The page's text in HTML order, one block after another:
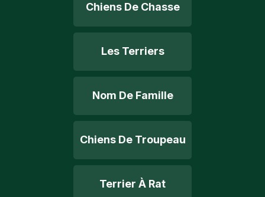
Chiens De Chasse
Les Terriers
Nom De Famille
Chiens De Troupeau
Terrier À Rat